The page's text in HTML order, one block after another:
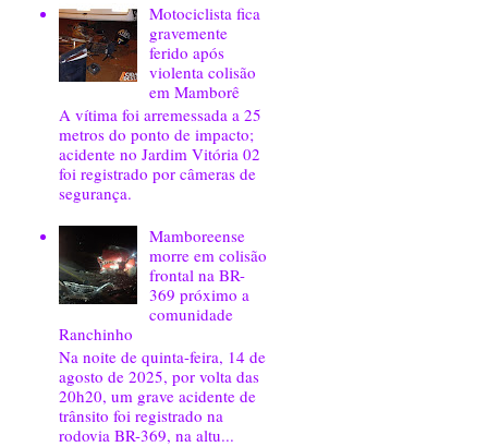
Motociclista fica
gravemente
ferido após
violenta colisão
em Mamborê
A vítima foi arremessada a 25
metros do ponto de impacto;
acidente no Jardim Vitória 02
foi registrado por câmeras de
segurança.
Mamboreense
morre em colisão
frontal na BR-
369 próximo a
comunidade
Ranchinho
Na noite de quinta-feira, 14 de
agosto de 2025, por volta das
20h20, um grave acidente de
trânsito foi registrado na
rodovia BR-369, na altu...